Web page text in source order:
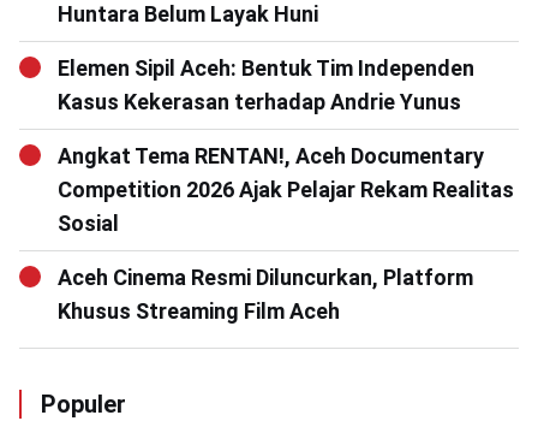
Huntara Belum Layak Huni
Elemen Sipil Aceh: Bentuk Tim Independen
Kasus Kekerasan terhadap Andrie Yunus
Angkat Tema RENTAN!, Aceh Documentary
Competition 2026 Ajak Pelajar Rekam Realitas
Sosial
Aceh Cinema Resmi Diluncurkan, Platform
Khusus Streaming Film Aceh
Populer